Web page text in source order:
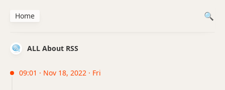
ALL About RSS
09:01 · Nov 18, 2022 · Fri
Home